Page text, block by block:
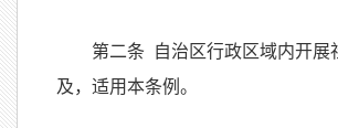
第二条 自治区行政区域内开展
及，适用本条例。